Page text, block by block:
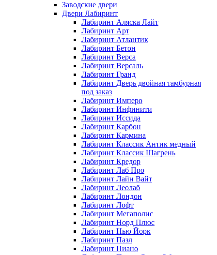
Заводские двери
Двери Лабиринт
Лабиринт Аляска Лайт
Лабиринт Арт
Лабиринт Атлантик
Лабиринт Бетон
Лабиринт Верса
Лабиринт Версаль
Лабиринт Гранд
Лабиринт Дверь двойная тамбурная
под заказ
Лабиринт Имперо
Лабиринт Инфинити
Лабиринт Иссида
Лабиринт Карбон
Лабиринт Кармина
Лабиринт Классик Антик медный
Лабиринт Классик Шагрень
Лабиринт Кредор
Лабиринт Лаб Про
Лабиринт Лайн Вайт
Лабиринт Леолаб
Лабиринт Лондон
Лабиринт Лофт
Лабиринт Мегаполис
Лабиринт Норд Плюс
Лабиринт Нью Йорк
Лабиринт Пазл
Лабиринт Пиано